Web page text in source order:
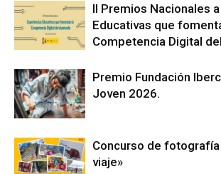
II Premios Nacionales
Educativas que
Competencia Digital
Premio Fundación
Joven 2026.
Concurso de fotografía
viaje»